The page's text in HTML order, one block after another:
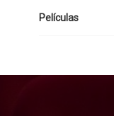
Películas